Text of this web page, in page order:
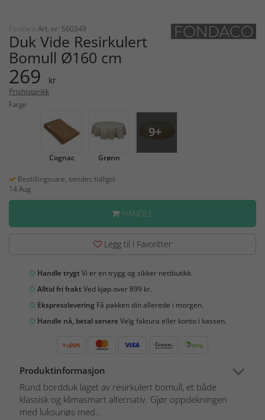
Fondaco Art. nr: 560349
Duk Vide Resirkulert
Bomull Ø160 cm
269 kr
Prishistorikk
Farge
Cognac Grønn
9+
Bestillingsvare, sendes tidligst
14 Aug
HANDLE
Legg til i Favoritter
Handle trygtVi er en trygg og sikker nettbutikk.
Alltid fri fraktVed kjøp over 899 kr.
Ekspresslevering Få pakken din allerede i morgen.
Handle nå, betal senereVelg faktura eller konto i kassen.
Produktinformasjon
Rund bordduk laget av resirkulert bomull, et både
klassisk og klimasmart alternativ. Gjør oppdekningen
med luksuriøs med...